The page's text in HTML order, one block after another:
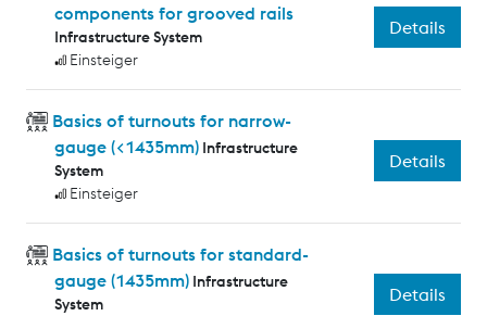
components for grooved rails
Infrastructure System
Einsteiger
Details
Basics of turnouts for narrow-
gauge (<1435mm) Infrastructure
System
Einsteiger
Details
Basics of turnouts for standard-
gauge (1435mm) Infrastructure
System
Details